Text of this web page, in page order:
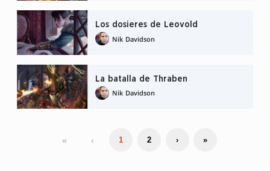
Los dosieres de Leovold
Nik Davidson
La batalla de Thraben
Nik Davidson
« ‹ 1 2 › »